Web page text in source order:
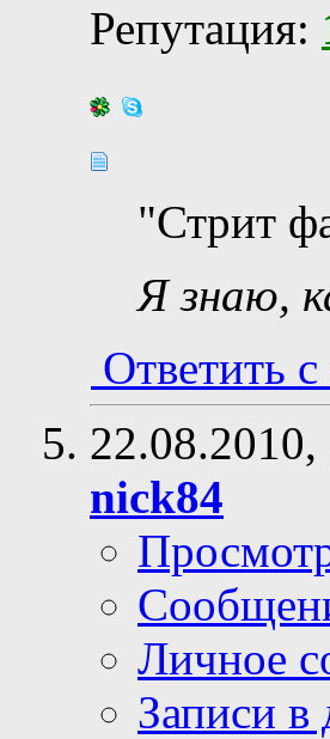
Репутация:
"Стрит
Я знаю,
Ответить
22.08.2010,
nick84
Личное
Записи в